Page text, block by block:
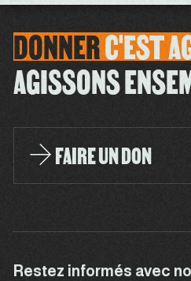
DONNERC'EST
AGISSONS
FAIRE UN DON
Restez informés avec